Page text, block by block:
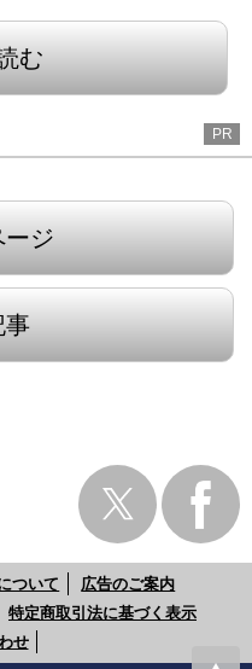
む
PR
ージ
事
ついて
広告のご案内
特定商取引法に基づく表示
せ